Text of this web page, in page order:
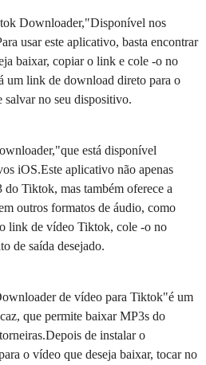
Downloader,"Disponível nos
usar este aplicativo, basta encontrar
baixar, copiar o link e cole -o no
um link de download direto para o
no seu dispositivo.
está disponível
iOS.Este aplicativo não apenas
Tiktok, mas também oferece a
outros formatos de áudio, como
link de vídeo Tiktok, cole -o no
de saída desejado.
de vídeo para Tiktok"é um
que permite baixar MP3s do
de instalar o
o vídeo que deseja baixar, tocar no